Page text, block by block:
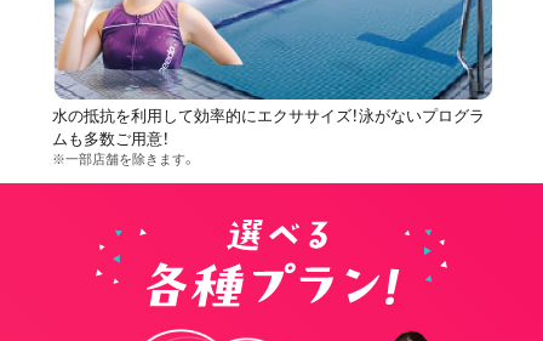
水の抵抗を利用して効率的にエクササイズ！泳がないプログラ
ムも多数ご用意！
※一部店舗を除きます。